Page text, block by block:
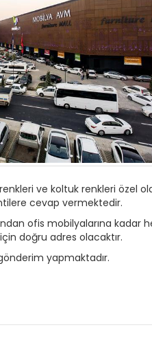
ve koltuk renkleri özel
cevap vermektedir.
ofis mobilyalarına
doğru adres olacaktır.
yapmaktadır.